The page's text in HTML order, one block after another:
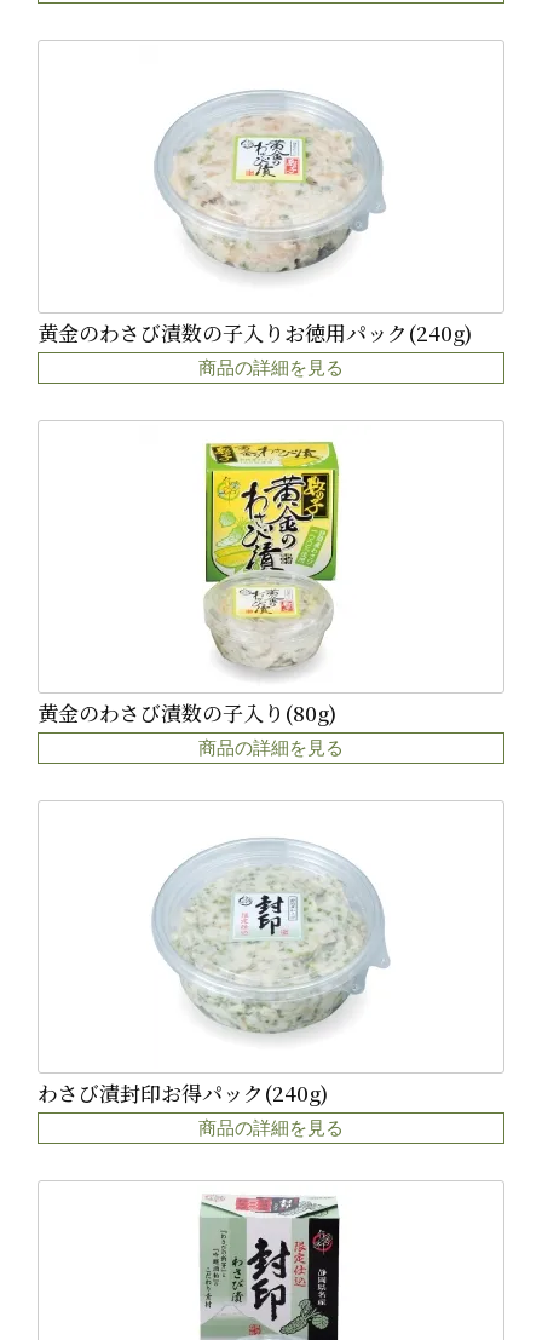
黄金のわさび漬数の子入りお徳用パック(240g)
商品の詳細を見る
黄金のわさび漬数の子入り(80g)
商品の詳細を見る
わさび漬封印お得パック(240g)
商品の詳細を見る